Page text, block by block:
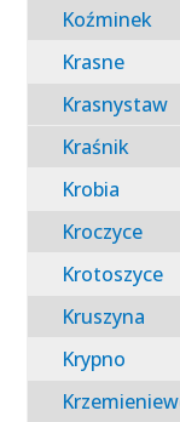
Koźminek
Krasne
Krasnystaw
Kraśnik
Krobia
Kroczyce
Krotoszyce
Kruszyna
Krypno